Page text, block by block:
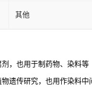
其他
，也用于制药物、染料等
遗传研究，也用作染料中